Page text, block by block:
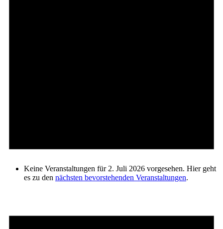
Keine Veranstaltungen für 2. Juli 2026 vorgesehen. Hier geht
es zu den nächsten bevorstehenden Veranstaltungen.